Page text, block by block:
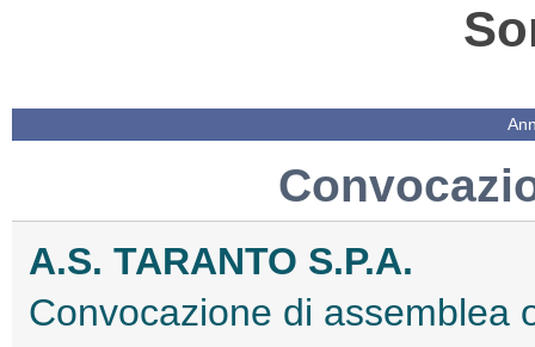
A.S. TARANTO S.P.A.
Convocazione di assemblea